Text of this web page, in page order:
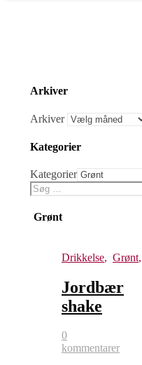
Arkiver
Arkiver
Kategorier
Kategorier
Grønt
Drikkelse, Grønt,
Jordbær
shake
0
kommentarer